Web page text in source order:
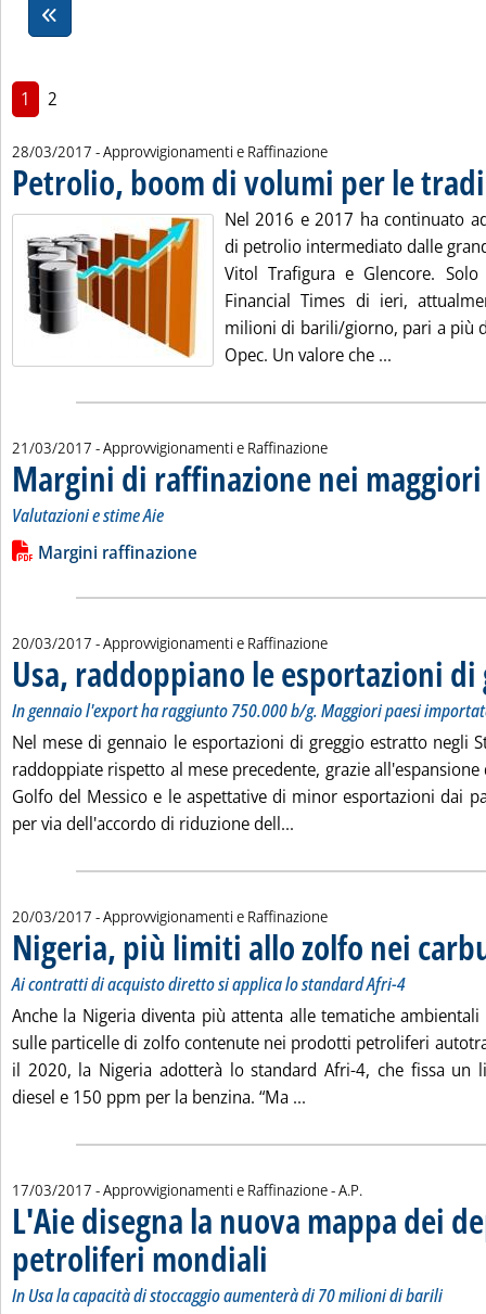
1 2
28/03/2017 - Approvvigionamenti e Raffinazione
Petrolio, boom di volumi per le
Nel 2016 e 2017 ha continuato
di petrolio intermediato dalle
Vitol Trafigura e Glencore.
Financial Times di ieri,
milioni di barili/giorno, pari a più
Opec. Un valore che ...
21/03/2017 - Approvvigionamenti e Raffinazione
Margini di raffinazione nei
Valutazioni e stime Aie
Leggi tutta la notizia: 'Margini di raffinazione nei maggiori
Lista allegati PDF alla notizia
Margini raffinazione
20/03/2017 - Approvvigionamenti e Raffinazione
Usa, raddoppiano le esportazioni di
In gennaio l'export ha raggiunto 750.000 b/g. Maggiori paesi
Nel mese di gennaio le esportazioni di greggio estratto negli
raddoppiate rispetto al mese precedente, grazie
Golfo del Messico e le aspettative di minor esportazioni dai
per via dell'accordo di riduzione dell...
20/03/2017 - Approvvigionamenti e Raffinazione
Nigeria, più limiti allo zolfo nei
Ai contratti di acquisto diretto si applica lo standard Afri-4
Anche la Nigeria diventa più attenta alle tematiche
sulle particelle di zolfo contenute nei prodotti petroliferi
il 2020, la Nigeria adotterà lo standard Afri-4, che fissa
diesel e 150 ppm per la benzina. “Ma ...
17/03/2017 - Approvvigionamenti e Raffinazione -di:
A.P.
L'Aie disegna la nuova mappa dei
petroliferi mondiali . Sottotitolo: In Usa la capacità di
. Pubblicata venerdì 17 marzo 2017 alle
In Usa la capacità di stoccaggio aumenterà di 70 milioni di barili